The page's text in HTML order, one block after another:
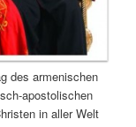
des armenischen
apostolischen
in aller Welt